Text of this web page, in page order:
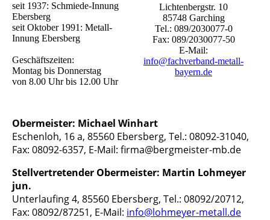
seit 1937: Schmiede-Innung
Ebersberg
seit Oktober 1991: Metall-
Innung Ebersberg
Geschäftszeiten:
Montag bis Donnerstag
von 8.00 Uhr bis 12.00 Uhr
Lichtenbergstr. 10
85748 Garching
Tel.: 089/2030077-0
Fax: 089/2030077-50
E-Mail:
info@fachverband-metall-
bayern.de
Obermeister: Michael Winhart
Eschenloh, 16 a, 85560 Ebersberg, Tel.: 08092-31040,
Fax: 08092-6357, E-Mail: firma@bergmeister-mb.de
Stellvertretender Obermeister: Martin Lohmeyer
jun.
Unterlaufing 4, 85560 Ebersberg, Tel.: 08092/20712,
Fax: 08092/87251, E-Mail: info@lohmeyer-metall.de